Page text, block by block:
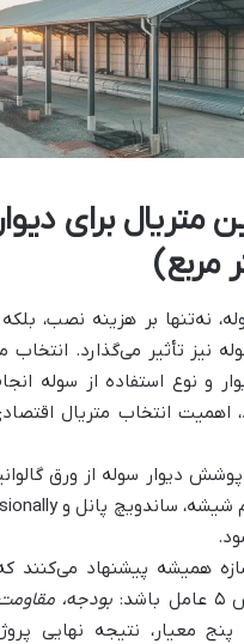
متریال برای
مربع)
نه‌تنها بر هزینه نصب، بلکه
نیز تأثیر می‌گذارد. انتخاب
و نوع استفاده از سوله
انتخاب متریال
پوشش دیوار سوله از ورق
همیشه پیشنهاد می‌کنند
بودجه،
پنج معیار، نتیجه نهایی